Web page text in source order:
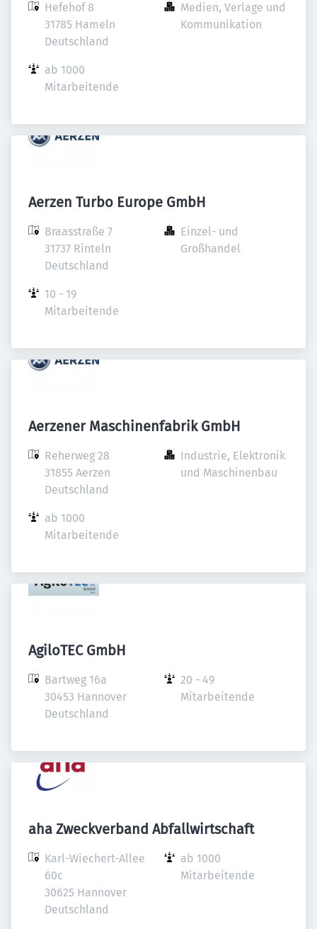
Hefehof 8
31785 Hameln
Deutschland
Medien, Verlage und
Kommunikation
ab 1000
Mitarbeitende
Aerzen Turbo Europe GmbH
Braasstraße 7
31737 Rinteln
Deutschland
Einzel- und
Großhandel
10 - 19
Mitarbeitende
Aerzener Maschinenfabrik GmbH
Reherweg 28
31855 Aerzen
Deutschland
Industrie, Elektronik
und Maschinenbau
ab 1000
Mitarbeitende
AgiloTEC GmbH
Bartweg 16a
30453 Hannover
Deutschland
20 - 49
Mitarbeitende
aha Zweckverband Abfallwirtschaft
Karl-Wiechert-Allee
60c
30625 Hannover
Deutschland
ab 1000
Mitarbeitende